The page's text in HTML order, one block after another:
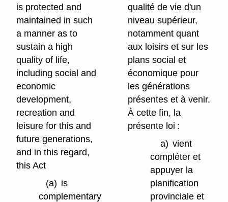
is protected and
maintained in such
a manner as to
sustain a high
quality of life,
including social and
economic
development,
recreation and
leisure for this and
future generations,
and in this regard,
this Act
(a) is
complementary
qualité de vie d'un
niveau supérieur,
notamment quant
aux loisirs et sur les
plans social et
économique pour
les générations
présentes et à venir.
À cette fin, la
présente loi :
a) vient
compléter et
appuyer la
planification
provinciale et